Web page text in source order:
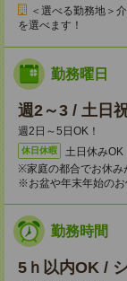
＜選べる勤務地＞
を選べます！
勤務曜日
週2～3 / 土日
週2日～5日OK！
休日休暇
土日休みOK
※家庭の都合でお休み
※お盆や年末年始のお
勤務時間
5ｈ以内OK /